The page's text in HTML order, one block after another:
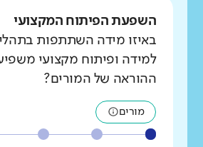
השפעת הפיתוח המקצועי
באיזו מידה השתתפות
למידה ופיתוח מקצועי
ההוראה של המורים?
מורים